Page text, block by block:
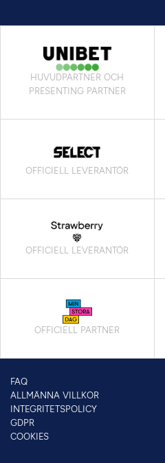
HUVUDPARTNER OCH
PRESENTING PARTNER
OFFICIELL LEVERANTÖR
OFFICIELL LEVERANTÖR
OFFICIELL PARTNER
FAQ
ALLMÄNNA VILLKOR
INTEGRITETSPOLICY
GDPR
COOKIES